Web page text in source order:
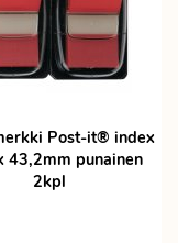
Post-it® index
43,2mm punainen
2kpl